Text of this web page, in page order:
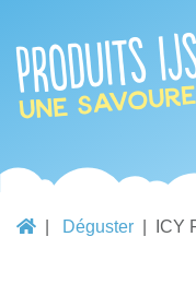
Produits
une
Déguster ICY